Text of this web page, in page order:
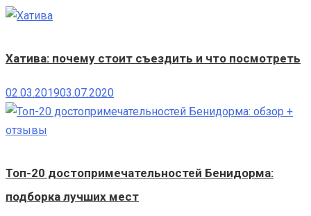
Хатива: почему стоит съездить и что посмотреть
02.03.201903.07.2020
Топ-20 достопримечательностей Бенидорма:
подборка лучших мест